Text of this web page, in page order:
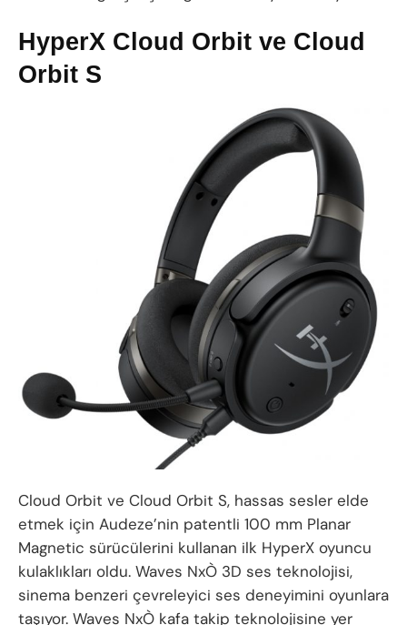
HyperX Cloud Orbit ve Cloud
Orbit S
Cloud Orbit ve Cloud Orbit S, hassas sesler elde
etmek için Audeze’nin patentli 100 mm Planar
Magnetic sürücülerini kullanan ilk HyperX oyuncu
kulaklıkları oldu. Waves NxÒ 3D ses teknolojisi,
sinema benzeri çevreleyici ses deneyimini oyunlara
taşıyor. Waves NxÒ kafa takip teknolojisine yer